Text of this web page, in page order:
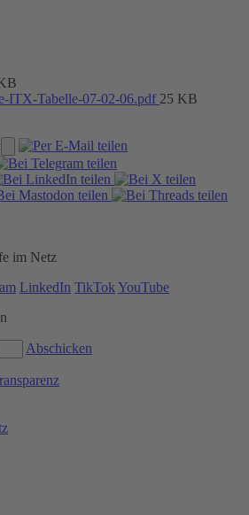
ITX-Tabelle-07-02-06.pdf 25 KB
im Netz
LinkedIn TikTok YouTube
Abschicken